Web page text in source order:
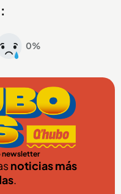
0%
newsletter
noticias más
.